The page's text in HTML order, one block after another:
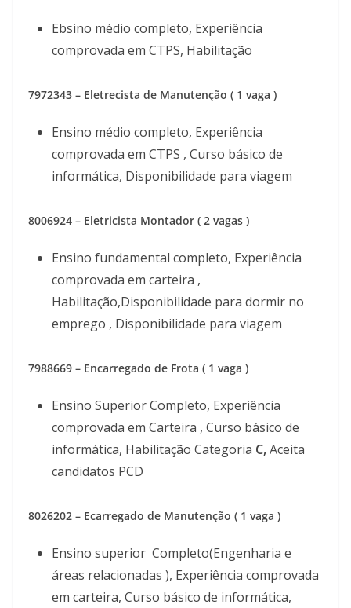
Ebsino médio completo, Experiência
comprovada em CTPS, Habilitação
7972343 – Eletrecista de Manutenção ( 1 vaga )
Ensino médio completo, Experiência
comprovada em CTPS , Curso básico de
informática, Disponibilidade para viagem
8006924 – Eletricista Montador ( 2 vagas )
Ensino fundamental completo, Experiência
comprovada em carteira ,
Habilitação,Disponibilidade para dormir no
emprego , Disponibilidade para viagem
7988669 – Encarregado de Frota ( 1 vaga )
Ensino Superior Completo, Experiência
comprovada em Carteira , Curso básico de
informática, Habilitação Categoria C,Aceita
candidatos PCD
8026202 – Ecarregado de Manutenção ( 1 vaga )
Ensino superior Completo(Engenharia e
áreas relacionadas ), Experiência comprovada
em carteira, Curso básico de informática,